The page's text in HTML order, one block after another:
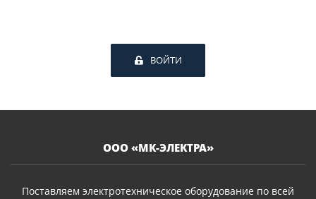
ВОЙТИ
ООО «МК-ЭЛЕКТРА»
Поставляем электротехническое оборудование по всей